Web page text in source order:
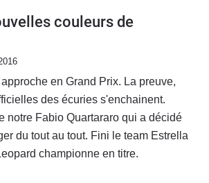
couleurs de
en Grand Prix. La preuve,
des écuries s'enchainent.
notre Fabio Quartararo qui a décidé
du tout au tout. Fini le team Estrella
championne en titre.